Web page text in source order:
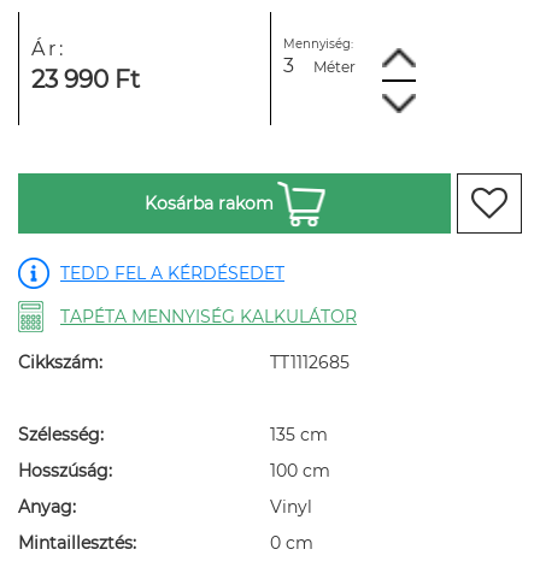
Ár:
23 990 Ft
Mennyiség:
Méter
Kosárba rakom
TEDD FEL A KÉRDÉSEDET
TAPÉTA MENNYISÉG KALKULÁTOR
Cikkszám: TT1112685
Szélesség:
135 cm
Hosszúság:
100 cm
Anyag:
Vinyl
Mintaillesztés:
0 cm